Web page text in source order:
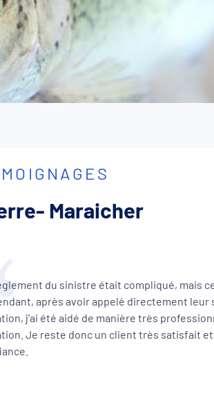
Maraicher
du sinistre était compliqué, mais
après avoir appelé directement
j’ai été aidé de manière très
Je reste donc un client très satisfait